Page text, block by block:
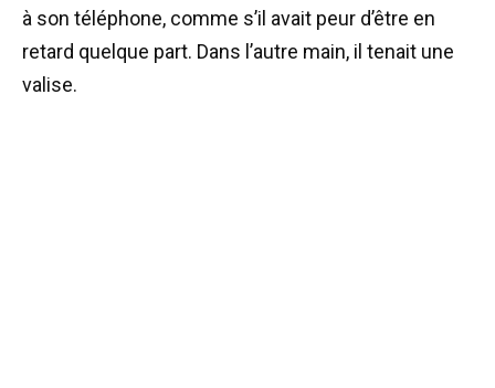
à son téléphone, comme s’il avait peur d’être en
retard quelque part. Dans l’autre main, il tenait une
valise.